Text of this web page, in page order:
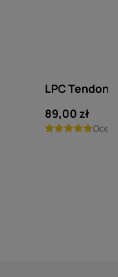
LPC
89,00 zł
Ocena